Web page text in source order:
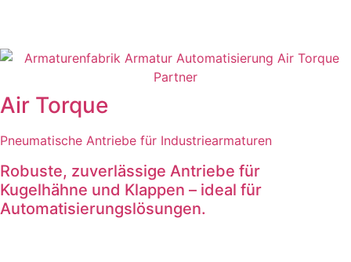
Air Torque
Pneumatische Antriebe für Industriearmaturen
Robuste, zuverlässige Antriebe für
Kugelhähne und Klappen – ideal für
Automatisierungslösungen.